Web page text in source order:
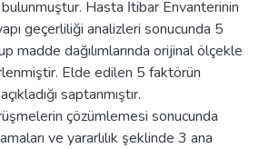
Hasta İtibar Envanterinin
geçerliliği analizleri sonucunda 5
madde dağılımlarında orijinal ölçekle
Elde edilen 5 faktörün
saptanmıştır.
çözümlemesi sonucunda
ve yararlılık şeklinde 3 ana